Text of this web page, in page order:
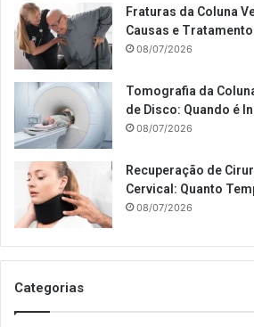
Fraturas da Coluna
Causas e Tratamento
08/07/2026
Tomografia da
de Disco: Quando é
08/07/2026
Recuperação de
Cervical: Quanto
08/07/2026
Categorias